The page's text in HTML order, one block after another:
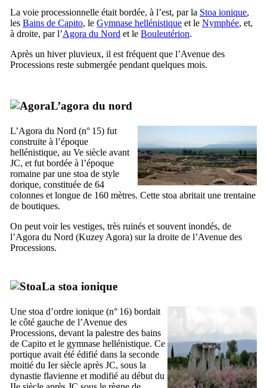
La voie processionnelle était bordée, à l’est, par la Stoa ionique,
les Bains de Capito, le Gymnase hellénistique et le Nymphée, et,
à droite, par l’Agora du Nord et le Bouleutérion.
Après un hiver pluvieux, il est fréquent que l’Avenue des
Processions reste submergée pendant quelques mois.
L’agora du nord
L’Agora du Nord (n° 15) fut
construite à l’époque
hellénistique, au Ve siècle avant
JC, et fut bordée à l’époque
romaine par une stoa de style
dorique, constituée de 64
colonnes et longue de 160 mètres. Cette stoa abritait une trentaine
de boutiques.
On peut voir les vestiges, très ruinés et souvent inondés, de
l’Agora du Nord (Kuzey Agora) sur la droite de l’Avenue des
Processions.
La stoa ionique
Une stoa d’ordre ionique (n° 16) bordait
le côté gauche de l’Avenue des
Processions, devant la palestre des bains
de Capito et le gymnase hellénistique. Ce
portique avait été édifié dans la seconde
moitié du Iersiècle après JC, sous la
dynastie flavienne et modifié au début du